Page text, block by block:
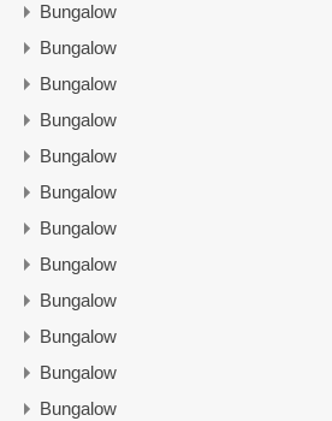
Bungalow
Bungalow
Bungalow
Bungalow
Bungalow
Bungalow
Bungalow
Bungalow
Bungalow
Bungalow
Bungalow
Bungalow